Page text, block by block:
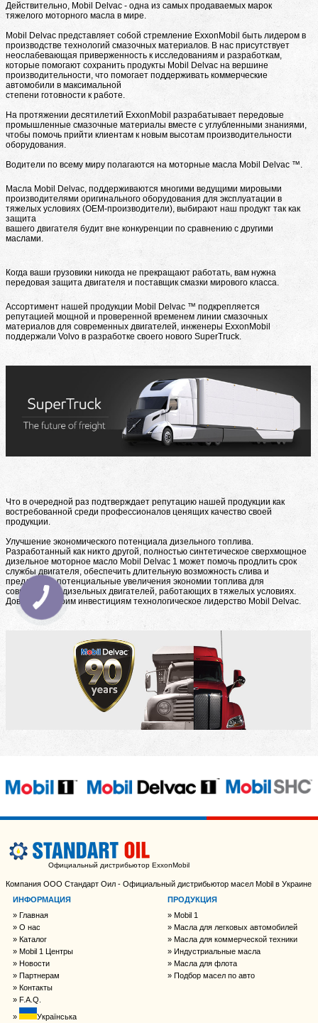
Действительно, Mobil Delvac - одна из самых продаваемых марок
тяжелого моторного масла в мире.
Mobil Delvac представляет собой стремление ExxonMobil быть лидером в
производстве технологий смазочных материалов. В нас присутствует
неослабевающая приверженность к исследованиям и разработкам,
которые помогают сохранить продукты Mobil Delvac на вершине
производительности, что помогает поддерживать коммерческие
автомобили в максимальной
степени готовности к работе.
На протяжении десятилетий ExxonMobil разрабатывает передовые
промышленные смазочные материалы вместе с углубленными знаниями,
чтобы помочь прийти клиентам к новым высотам производительности
оборудования.
Водители по всему миру полагаются на моторные масла Mobil Delvac ™.
Масла Mobil Delvac, поддерживаются многими ведущими мировыми
производителями оригинального оборудования для эксплуатации в
тяжелых условиях (OEM-производители), выбирают наш продукт так как
защита
вашего двигателя будит вне конкуренции по сравнению с другими
маслами.
Когда ваши грузовики никогда не прекращают работать, вам нужна
передовая защита двигателя и поставщик смазки мирового класса.
Ассортимент нашей продукции Mobil Delvac ™ подкрепляется
репутацией мощной и проверенной временем линии смазочных
материалов для современных двигателей, инженеры ExxonMobil
поддержали Volvo в разработке своего нового SuperTruck.
Что в очередной раз подтверждает репутацию нашей продукции как
востребованной среди профессионалов ценящих качество своей
продукции.
Улучшение экономического потенциала дизельного топлива.
Разработанный как никто другой, полностью синтетическое сверхмощное
дизельное моторное масло Mobil Delvac 1 может помочь продлить срок
службы двигателя, обеспечить длительную возможность слива и
предложить потенциальные увеличения экономии топлива для
современных дизельных двигателей, работающих в тяжелых условиях.
Доверяйте своим инвестициям технологическое лидерство Mobil Delvac.
Официальный дистрибьютор ExxonMobil
Компания ООО Стандарт Оил - Официальный дистрибьютор масел Mobil в Украине
ИНФОРМАЦИЯ
Главная
О нас
Каталог
Mobil 1 Центры
Новости
Партнерам
Контакты
F.A.Q.
Українська
ПРОДУКЦИЯ
Mobil 1
Масла для легковых автомобилей
Масла для коммерческой техники
Индустриальные масла
Масла для флота
Подбор масел по авто